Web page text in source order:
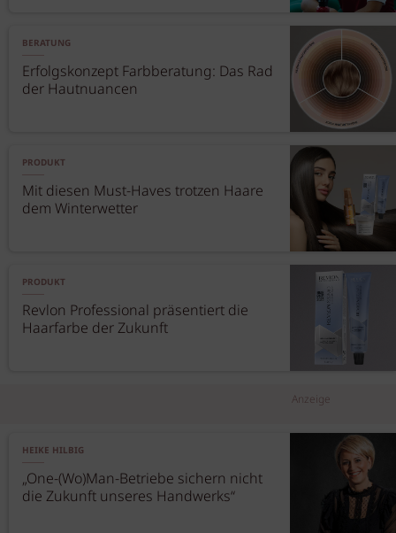
BERATUNG
Erfolgskonzept Farbberatung: Das Rad
der Hautnuancen
PRODUKT
Mit diesen Must-Haves trotzen Haare
dem Winterwetter
PRODUKT
Revlon Professional präsentiert die
Haarfarbe der Zukunft
Anzeige
HEIKE HILBIG
„One-(Wo)Man-Betriebe sichern nicht
die Zukunft unseres Handwerks“